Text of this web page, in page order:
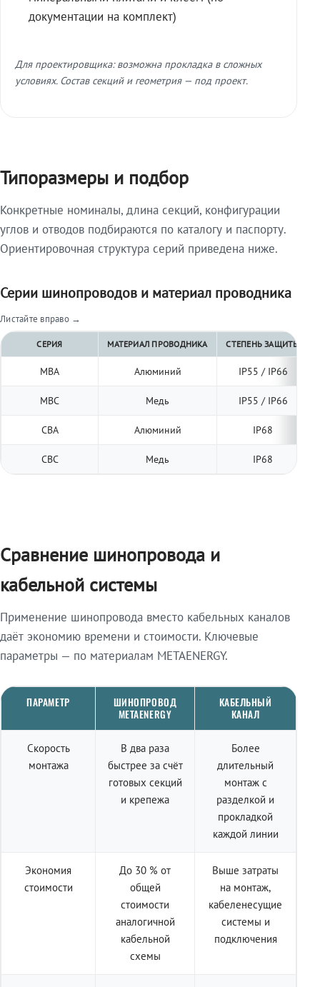
документации на комплект)
Для проектировщика: возможна прокладка в сложных
условиях. Состав секций и геометрия — под проект.
Типоразмеры и подбор
Конкретные номиналы, длина секций, конфигурации
углов и отводов подбираются по каталогу и паспорту.
Ориентировочная структура серий приведена ниже.
Серии шинопроводов и материал проводника
Листайте вправо →
СЕРИЯ МАТЕРИАЛ ПРОВОДНИКА СТЕПЕНЬ ЗАЩИТЫ
МВА Алюминий IP55 / IP66
МВС Медь IP55 / IP66
СВА Алюминий IP68
СВС Медь IP68
Сравнение шинопровода и
кабельной системы
Применение шинопровода вместо кабельных каналов
даёт экономию времени и стоимости. Ключевые
параметры — по материалам METAENERGY.
ПАРАМЕТР
ШИНОПРОВОД
METAENERGY
КАБЕЛЬНЫЙ
КАНАЛ
Скорость
монтажа
В два раза
быстрее за счёт
готовых секций
и крепежа
Более
длительный
монтаж с
разделкой и
прокладкой
каждой линии
Экономия
стоимости
До 30 % от
общей
стоимости
аналогичной
кабельной
схемы
Выше затраты
на монтаж,
кабеленесущие
системы и
подключения